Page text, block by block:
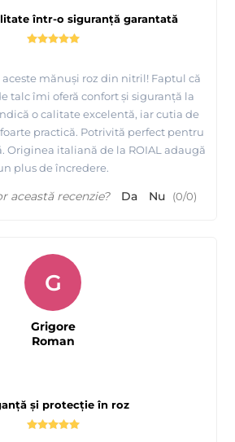
într-o siguranță garantată
mănuși roz din nitril! Faptul că
talc îmi oferă confort și siguranță la
o calitate excelentă, iar cutia de
practică. Potrivită perfect pentru
Originea italiană de la ROIAL adaugă
plus de încredere.
această recenzie? Da Nu (0/0)
și protecție în roz
G
Grigore
Roman